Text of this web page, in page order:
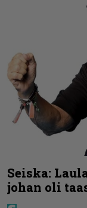
Seiska:
johan oli